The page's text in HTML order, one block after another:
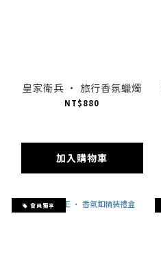
皇家衛兵 · 旅行香氛蠟燭
NT$880
加入購物車
會員獨享